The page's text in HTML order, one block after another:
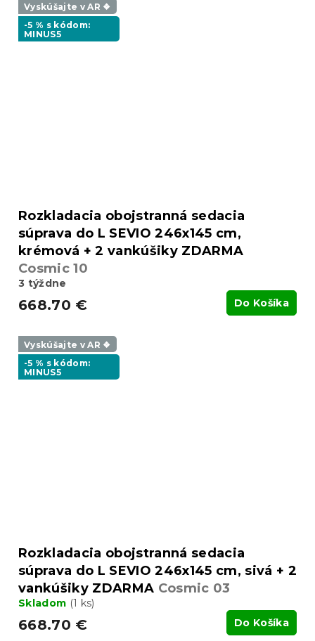
Vyskúšajte v AR ❖
-5 % s kódom:
MINUS5
Rozkladacia obojstranná sedacia
súprava do L SEVIO 246x145 cm,
krémová + 2 vankúšiky ZDARMA
Cosmic 10
3 týždne
668.70 € Do Košíka
Vyskúšajte v AR ❖
-5 % s kódom:
MINUS5
Rozkladacia obojstranná sedacia
súprava do L SEVIO 246x145 cm, sivá + 2
vankúšiky ZDARMA Cosmic 03
Skladom (1 ks)
668.70 € Do Košíka